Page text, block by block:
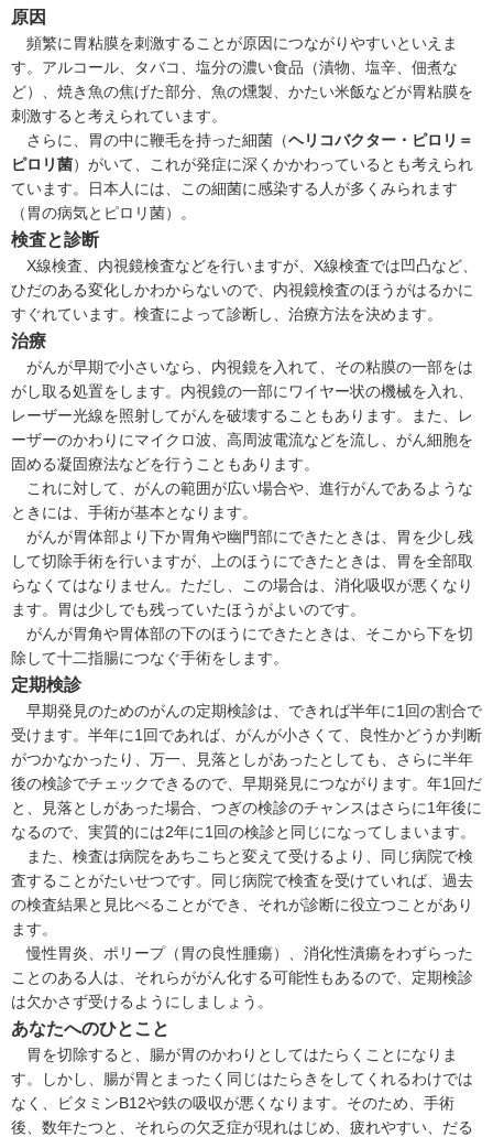
原因
頻繁に胃粘膜を刺激することが原因につながりやすいといえま
す。アルコール、タバコ、塩分の濃い食品（漬物、塩辛、佃煮な
ど）、焼き魚の焦げた部分、魚の燻製、かたい米飯などが胃粘膜を
刺激すると考えられています。
さらに、胃の中に鞭毛を持った細菌（ヘリコバクター・ピロリ＝
ピロリ菌）がいて、これが発症に深くかかわっているとも考えられ
ています。日本人には、この細菌に感染する人が多くみられます
（ 胃の病気とピロリ菌）。
検査と診断
X線検査、内視鏡検査などを行いますが、X線検査では凹凸など、
ひだのある変化しかわからないので、内視鏡検査のほうがはるかに
すぐれています。検査によって診断し、治療方法を決めます。
治療
がんが早期で小さいなら、内視鏡を入れて、その粘膜の一部をは
がし取る処置をします。内視鏡の一部にワイヤー状の機械を入れ、
レーザー光線を照射してがんを破壊することもあります。また、レ
ーザーのかわりにマイクロ波、高周波電流などを流し、がん細胞を
固める凝固療法などを行うこともあります。
これに対して、がんの範囲が広い場合や、進行がんであるような
ときには、手術が基本となります。
がんが胃体部より下か胃角や幽門部にできたときは、胃を少し残
して切除手術を行いますが、上のほうにできたときは、胃を全部取
らなくてはなりません。ただし、この場合は、消化吸収が悪くなり
ます。胃は少しでも残っていたほうがよいのです。
がんが胃角や胃体部の下のほうにできたときは、そこから下を切
除して十二指腸につなぐ手術をします。
定期検診
早期発見のためのがんの定期検診は、できれば半年に1回の割合で
受けます。半年に1回であれば、がんが小さくて、良性かどうか判断
がつかなかったり、万一、見落としがあったとしても、さらに半年
後の検診でチェックできるので、早期発見につながります。年1回だ
と、見落としがあった場合、つぎの検診のチャンスはさらに1年後に
なるので、実質的には2年に1回の検診と同じになってしまいます。
また、検査は病院をあちこちと変えて受けるより、同じ病院で検
査することがたいせつです。同じ病院で検査を受けていれば、過去
の検査結果と見比べることができ、それが診断に役立つことがあり
ます。
慢性胃炎 、ポリープ（ 胃の良性腫瘍）、 消化性潰瘍をわずらった
ことのある人は、それらががん化する可能性もあるので、定期検診
は欠かさず受けるようにしましょう。
あなたへのひとこと
胃を切除すると、腸が胃のかわりとしてはたらくことになりま
す。しかし、腸が胃とまったく同じはたらきをしてくれるわけでは
なく、ビタミンB12や鉄の吸収が悪くなります。そのため、手術
後、数年たつと、それらの欠乏症が現れはじめ、疲れやすい、だる